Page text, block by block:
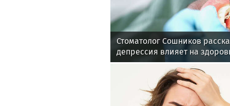
Стоматолог Сошников
депрессия влияет на